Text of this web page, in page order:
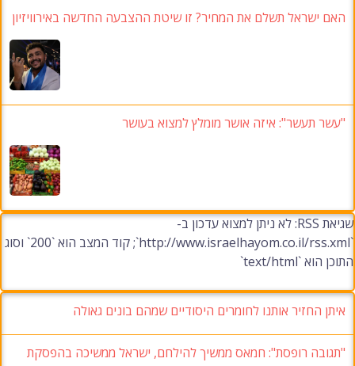
האם ישראל תשלם את המחיר? זו שיטת ההצבעה החדשה באירוויזיון
"עשר תעשר": איזה אושר מומלץ למצוא בעושר
שגיאת RSS: לא ניתן למצוא עדכון ב-
`http://www.israelhayom.co.il/rss.xml`; קוד המצב הוא `200` וסוג
התוכן הוא `text/html`
איתן החזיר אותנו לחומרים היסודיים שמהם בונים גאולה
"תגובה רופסת": חמאס ממשיך להילחם, ישראל ממשיכה בהפסקת